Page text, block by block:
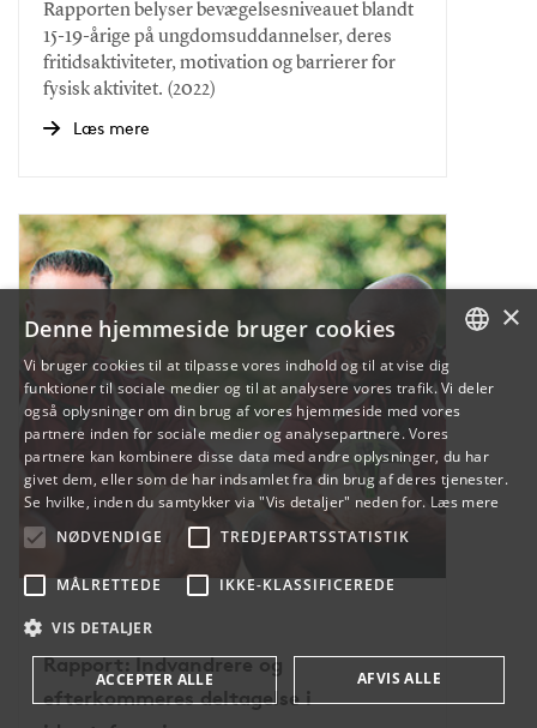
Rapporten belyser bevægelsesniveauet blandt
15-19-årige på ungdomsuddannelser, deres
fritidsaktiviteter, motivation og barrierer for
fysisk aktivitet. (2022)
Læs mere
Rapport: Indvandrere og
efterkommeres deltagelse i
DANISH
DANISH
×
Denne hjemmeside bruger cookies
Vi bruger cookies til at tilpasse vores indhold og til at vise dig
funktioner til sociale medier og til at analysere vores trafik. Vi deler
også oplysninger om din brug af vores hjemmeside med vores
partnere inden for sociale medier og analysepartnere. Vores
partnere kan kombinere disse data med andre oplysninger, du har
givet dem, eller som de har indsamlet fra din brug af deres tjenester.
Se hvilke, inden du samtykker via "Vis detaljer" neden for. Læs mere
NØDVENDIGE
TREDJEPARTSSTATISTIK
MÅLRETTEDE IKKE-KLASSIFICEREDE
VIS DETALJER
ACCEPTER ALLE AFVIS ALLE